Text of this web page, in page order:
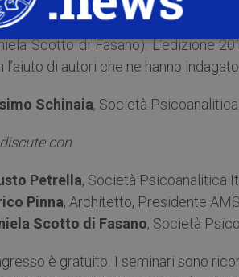
di Psicologia Dinamica
Scotto di Fasano). L’edizione
l’aiuto di autori che ne hanno
Schinaia, Società
con
Petrella, Società Psicoanalitica
Pinna, Architetto, Presidente
Scotto di Fasano, Società
è gratuito. I seminari sono